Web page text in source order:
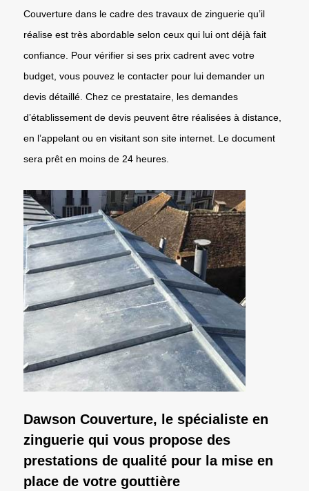
Couverture dans le cadre des travaux de zinguerie qu’il
réalise est très abordable selon ceux qui lui ont déjà fait
confiance. Pour vérifier si ses prix cadrent avec votre
budget, vous pouvez le contacter pour lui demander un
devis détaillé. Chez ce prestataire, les demandes
d’établissement de devis peuvent être réalisées à distance,
en l’appelant ou en visitant son site internet. Le document
sera prêt en moins de 24 heures.
Dawson Couverture, le spécialiste en
zinguerie qui vous propose des
prestations de qualité pour la mise en
place de votre gouttière